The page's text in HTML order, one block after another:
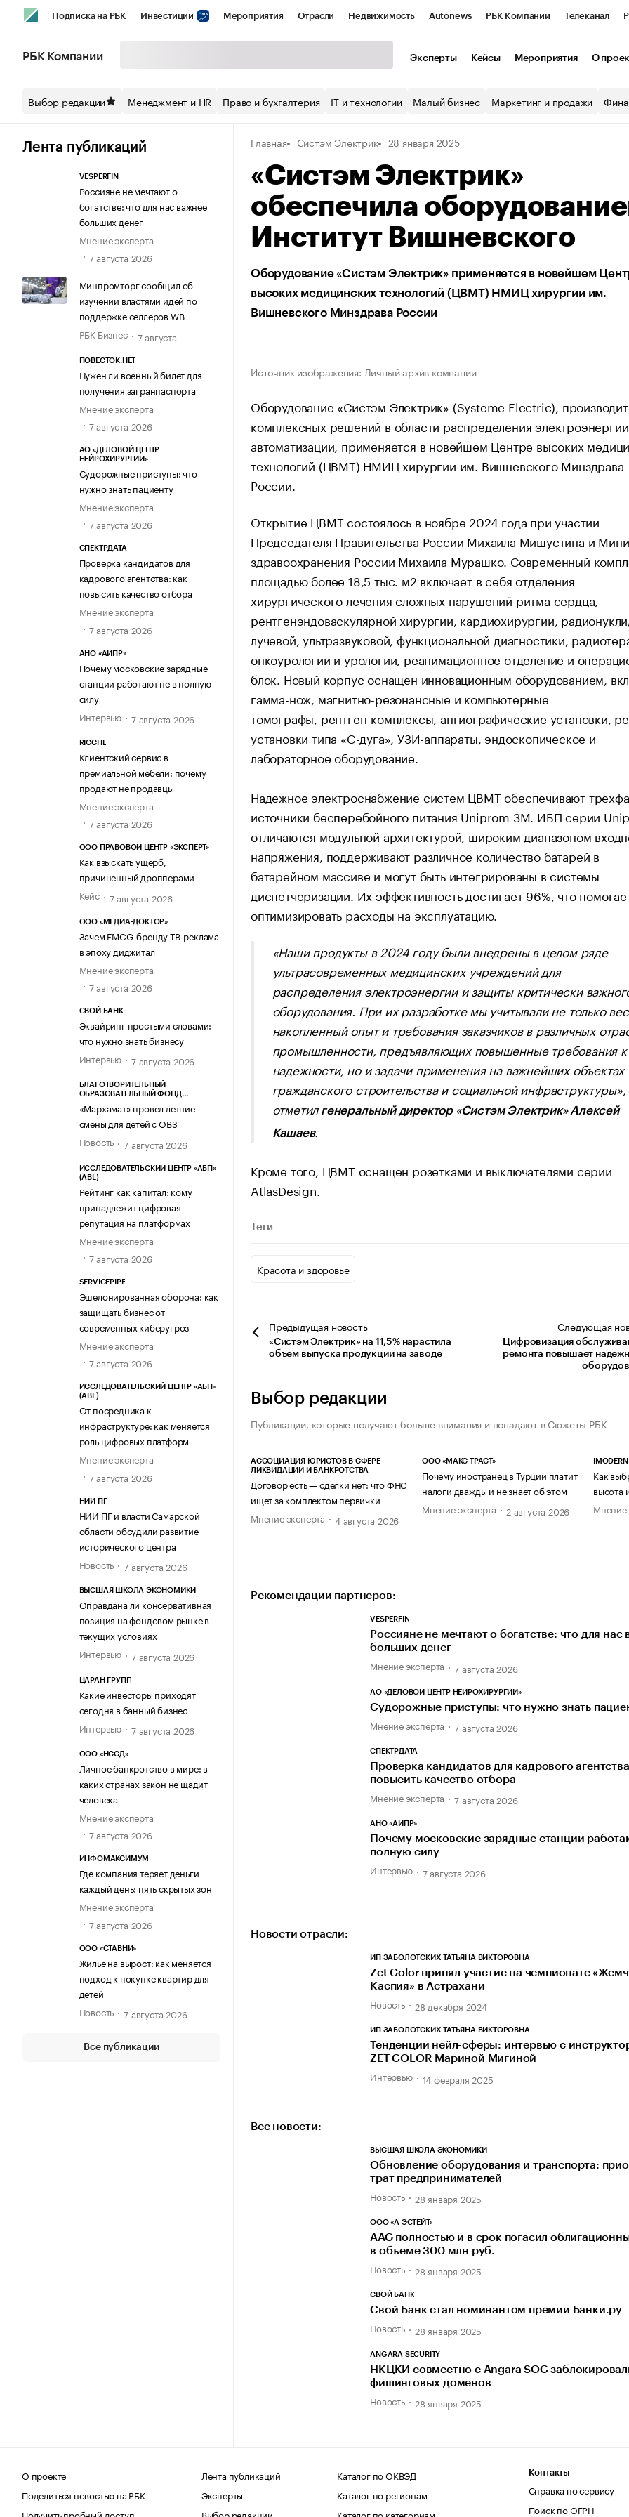
Подписка на РБК Инвестиции Мероприятия Отрасли Недвижимость Autonews РБК Компании Телеканал
Спецпроекты СПб Конференции СПб Спецпроекты Экономика Бизнес
Технологии и медиа Рынок наличной валюты
РБК Компании Эксперты Кейсы Мероприятия О
Выбор редакции Менеджмент и HR Право и бухгалтерия IT и технологии Малый бизнес Маркетинг и продажи
Лента публикаций
VESPERFIN
Россияне не мечтают о
богатстве: что для нас важнее
больших денег
Мнение эксперта
7 августа 2026
Минпромторг сообщил об
изучении властями идей по
поддержке селлеров WB
РБК Бизнес
7 августа
ПОВЕСТОК.НЕТ
Нужен ли военный билет для
получения загранпаспорта
Мнение эксперта
7 августа 2026
АО «ДЕЛОВОЙ ЦЕНТР
НЕЙРОХИРУРГИИ»
Судорожные приступы: что
нужно знать пациенту
Мнение эксперта
7 августа 2026
СПЕКТРДАТА
Проверка кандидатов для
кадрового агентства: как
повысить качество отбора
Мнение эксперта
7 августа 2026
АНО «АИПР»
Почему московские зарядные
станции работают не в полную
силу
Интервью
7 августа 2026
RICCHE
Клиентский сервис в
премиальной мебели: почему
продают не продавцы
Мнение эксперта
7 августа 2026
ООО ПРАВОВОЙ ЦЕНТР «ЭКСПЕРТ»
Как взыскать ущерб,
причиненный дропперами
Кейс
7 августа 2026
ООО «МЕДИА-ДОКТОР»
Зачем FMCG-бренду ТВ-реклама
в эпоху диджитал
Мнение эксперта
7 августа 2026
СВОЙ БАНК
Эквайринг простыми словами:
что нужно знать бизнесу
Интервью
7 августа 2026
БЛАГОТВОРИТЕЛЬНЫЙ
ОБРАЗОВАТЕЛЬНЫЙ ФОНД
«Мархамат» провел летние
смены для детей с ОВЗ
Новость
7 августа 2026
ИССЛЕДОВАТЕЛЬСКИЙ ЦЕНТР «АБП»
(ABL)
Рейтинг как капитал: кому
принадлежит цифровая
репутация на платформах
Мнение эксперта
7 августа 2026
SERVICEPIPE
Эшелонированная оборона: как
защищать бизнес от
современных киберугроз
Мнение эксперта
7 августа 2026
ИССЛЕДОВАТЕЛЬСКИЙ ЦЕНТР «АБП»
(ABL)
От посредника к
инфраструктуре: как меняется
роль цифровых платформ
Мнение эксперта
7 августа 2026
НИИ ПГ
НИИ ПГ и власти Самарской
области обсудили развитие
исторического центра
Новость
7 августа 2026
ВЫСШАЯ ШКОЛА ЭКОНОМИКИ
Оправдана ли консервативная
позиция на фондовом рынке в
текущих условиях
Интервью
7 августа 2026
ЦАРАН ГРУПП
Какие инвесторы приходят
сегодня в банный бизнес
Интервью
7 августа 2026
ООО «НССД»
Личное банкротство в мире: в
каких странах закон не щадит
человека
Мнение эксперта
7 августа 2026
ИНФОМАКСИМУМ
Где компания теряет деньги
каждый день: пять скрытых зон
Мнение эксперта
7 августа 2026
ООО «СТАВНИ»
Жилье на вырост: как меняется
подход к покупке квартир для
детей
Новость
7 августа 2026
Все публикации
Главная Систэм Электрик 28 января 2025
«Систэм Электрик»
обеспечила
Институт Вишневского
Оборудование «Систэм Электрик» применяется в новейшем
высоких медицинских технологий (ЦВМТ) НМИЦ хирургии им.
Вишневского Минздрава России
Источник изображения: Личный архив компании
Оборудование «Систэм Электрик» (Systeme Electric),
комплексных решений в области распределения
автоматизации, применяется в новейшем Центре высоких
технологий (ЦВМТ) НМИЦ хирургии им. Вишневского Минздрава
России.
Открытие ЦВМТ состоялось в ноябре 2024 года при участии
Председателя Правительства России Михаила Мишустина и
здравоохранения России Михаила Мурашко. Современный
площадью более 18,5 тыс. м2 включает в себя отделения
хирургического лечения сложных нарушений ритма сердца,
рентгенэндоваскулярной хирургии, кардиохирургии,
лучевой, ультразвуковой, функциональной диагностики,
онкоурологии и урологии, реанимационное отделение и
блок. Новый корпус оснащен инновационным оборудованием,
гамма-нож, магнитно-резонансные и компьютерные
томографы, рентген-комплексы, ангиографические установки,
установки типа «C-дуга», УЗИ-аппараты, эндоскопическое и
лабораторное оборудование.
Надежное электроснабжение систем ЦВМТ обеспечивают
источники бесперебойного питания Uniprom 3M. ИБП серии
отличаются модульной архитектурой, широким диапазоном
напряжения, поддерживают различное количество батарей в
батарейном массиве и могут быть интегрированы в системы
диспетчеризации. Их эффективность достигает 96%, что
оптимизировать расходы на эксплуатацию.
«Наши продукты в 2024 году были внедрены в целом ряде
ультрасовременных медицинских учреждений для
распределения электроэнергии и защиты критически
оборудования. При их разработке мы учитывали не только
накопленный опыт и требования заказчиков в различных
промышленности, предъявляющих повышенные требования к
надежности, но и задачи применения на важнейших объектах
гражданского строительства и социальной инфраструктуры»
отметилгенеральный директор «Систэм Электрик» Алексей
Кашаев.
Кроме того, ЦВМТ оснащен розетками и выключателями серии
AtlasDesign.
Теги
Красота и здоровье
Предыдущая новость
«Систэм Электрик» на 11,5% нарастила
объем выпуска продукции на заводе
Следующая
Цифровизация
ремонта повышает
Выбор редакции
Публикации, которые получают больше внимания и попадают в Сюжеты РБК
АССОЦИАЦИЯ ЮРИСТОВ В СФЕРЕ
ЛИКВИДАЦИИ И БАНКРОТСТВА
Договор есть — сделки нет: что ФНС
ищет за комплектом первички
Мнение эксперта
4 августа 2026
ООО «МАКС ТРАСТ»
Почему иностранец в Турции платит
налоги дважды и не знает об этом
Мнение эксперта
2 августа 2026
IMODERN
Как
высота
Мнение
Рекомендации партнеров:
VESPERFIN
Россияне не мечтают о богатстве: что для нас
больших денег
Мнение эксперта 7 августа 2026
АО «ДЕЛОВОЙ ЦЕНТР НЕЙРОХИРУРГИИ»
Судорожные приступы: что нужно знать
Мнение эксперта 7 августа 2026
СПЕКТРДАТА
Проверка кандидатов для кадрового
повысить качество отбора
Мнение эксперта 7 августа 2026
АНО «АИПР»
Почему московские зарядные станции
полную силу
Интервью 7 августа 2026
Новости отрасли:
ИП ЗАБОЛОТСКИХ ТАТЬЯНА ВИКТОРОВНА
Zet Color принял участие на чемпионате
Каспия» в Астрахани
Новость 28 декабря 2024
ИП ЗАБОЛОТСКИХ ТАТЬЯНА ВИКТОРОВНА
Тенденции нейл-сферы: интервью с
ZET COLOR Мариной Мигиной
Интервью 14 февраля 2025
Все новости:
ВЫСШАЯ ШКОЛА ЭКОНОМИКИ
Обновление оборудования и транспорта:
трат предпринимателей
Новость 28 января 2025
ООО «А ЭСТЕЙТ»
AAG полностью и в срок погасил
в объеме 300 млн руб.
Новость 28 января 2025
СВОЙ БАНК
Свой Банк стал номинантом премии Банки.ру
Новость 28 января 2025
ANGARA SECURITY
НКЦКИ совместно с Angara SOC
фишинговых доменов
Новость 28 января 2025
О проекте
Поделиться новостью на РБК
Лента публикаций
Эксперты
Каталог по ОКВЭД
Каталог по регионам
Контакты
Справка по сервису
Поиск по ОГРН